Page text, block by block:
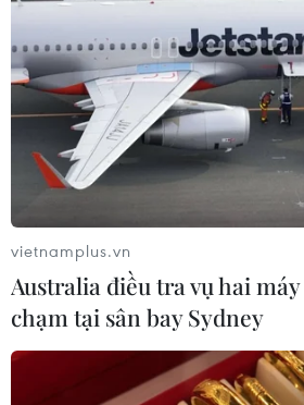
TIN CÙNG CHUYÊN MỤC
Cứu sống trẻ sinh cực non 25
vietnamplus.vn
Australia điều tra vụ hai máy
chạm tại sân bay Sydney